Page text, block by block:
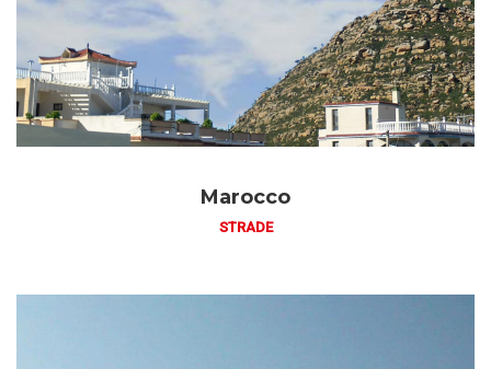
Marocco
STRADE